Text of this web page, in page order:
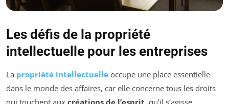
Les défis de la propriété
intellectuelle pour les entreprises
La propriété intellectuelle occupe une place essentielle
dans le monde des affaires, car elle concerne tous les droits
qui touchent aux créations de l’esprit , qu’il s’agisse